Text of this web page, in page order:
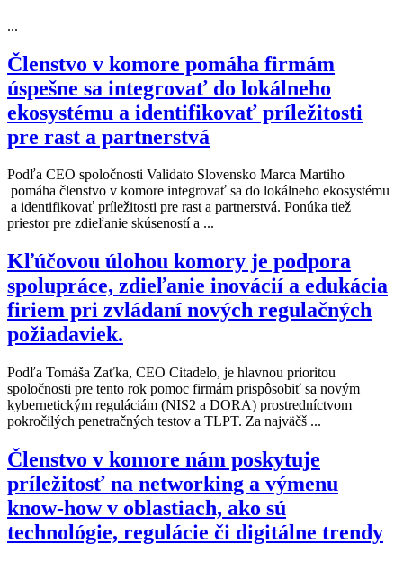
...
Členstvo v komore pomáha firmám
úspešne sa integrovať do lokálneho
ekosystému a identifikovať príležitosti
pre rast a partnerstvá
Podľa CEO spoločnosti Validato Slovensko Marca Martiho
pomáha členstvo v komore integrovať sa do lokálneho ekosystému
a identifikovať príležitosti pre rast a partnerstvá. Ponúka tiež
priestor pre zdieľanie skúseností a ...
Kľúčovou úlohou komory je podpora
spolupráce, zdieľanie inovácií a edukácia
firiem pri zvládaní nových regulačných
požiadaviek.
Podľa Tomáša Zaťka, CEO Citadelo, je hlavnou prioritou
spoločnosti pre tento rok pomoc firmám prispôsobiť sa novým
kybernetickým reguláciám (NIS2 a DORA) prostredníctvom
pokročilých penetračných testov a TLPT. Za najväčš ...
Členstvo v komore nám poskytuje
príležitosť na networking a výmenu
know-how v oblastiach, ako sú
technológie, regulácie či digitálne trendy